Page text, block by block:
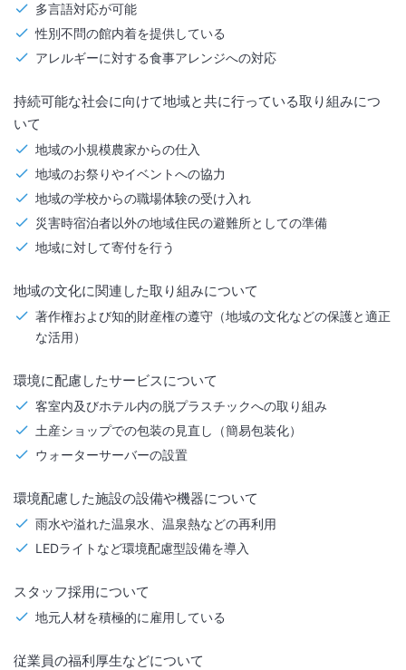
多言語対応が可能
性別不問の館内着を提供している
アレルギーに対する食事アレンジへの対応
持続可能な社会に向けて地域と共に行っている取り組みにつ
いて
地域の小規模農家からの仕入
地域のお祭りやイベントへの協力
地域の学校からの職場体験の受け入れ
災害時宿泊者以外の地域住民の避難所としての準備
地域に対して寄付を行う
地域の文化に関連した取り組みについて
著作権および知的財産権の遵守（地域の文化などの保護と適正
な活用）
環境に配慮したサービスについて
客室内及びホテル内の脱プラスチックへの取り組み
土産ショップでの包装の見直し（簡易包装化）
ウォーターサーバーの設置
環境配慮した施設の設備や機器について
雨水や溢れた温泉水、温泉熱などの再利用
LEDライトなど環境配慮型設備を導入
スタッフ採用について
地元人材を積極的に雇用している
従業員の福利厚生などについて